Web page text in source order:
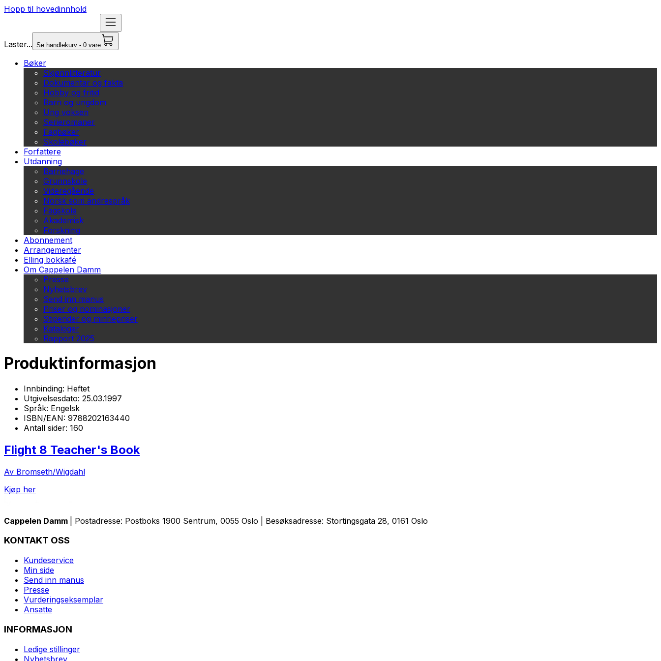
Hopp til hovedinnhold
Laster... Se handlekurv - 0 vare
Bøker
Skjønnlitteratur
Dokumentar og fakta
Hobby og fritid
Barn og ungdom
Ung voksen
Serieromaner
Fagbøker
Skolebøker
Forfattere
Utdanning
Barnehage
Grunnskole
Videregående
Norsk som andrespråk
Fagskole
Akademisk
Forskning
Abonnement
Arrangementer
Elling bokkafé
Om Cappelen Damm
Presse
Nyhetsbrev
Send inn manus
Priser og nominasjoner
Stipender og minnepriser
Kataloger
Rapport 2025
Produktinformasjon
Innbinding: Heftet
Utgivelsesdato: 25.03.1997
Språk: Engelsk
ISBN/EAN: 9788202163440
Antall sider: 160
Flight 8 Teacher's Book
Av Bromseth/Wigdahl
Kjøp her
Cappelen Damm | Postadresse: Postboks 1900 Sentrum, 0055 Oslo | Besøksadresse: Stortingsgata 28, 0161 Oslo
KONTAKT OSS
Kundeservice
Min side
Send inn manus
Presse
Vurderingseksemplar
Ansatte
INFORMASJON
Ledige stillinger
Nyhetsbrev